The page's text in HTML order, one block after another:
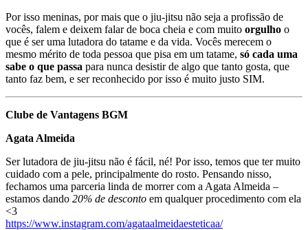
Por isso meninas, por mais que o jiu-jitsu não seja a profissão de
vocês, falem e deixem falar de boca cheia e com muito orgulho o
que é ser uma lutadora do tatame e da vida. Vocês merecem o
mesmo mérito de toda pessoa que pisa em um tatame, só cada uma
sabe o que passa para nunca desistir de algo que tanto gosta, que
tanto faz bem, e ser reconhecido por isso é muito justo SIM.
Clube de Vantagens BGM
Agata Almeida
Ser lutadora de jiu-jitsu não é fácil, né! Por isso, temos que ter muito
cuidado com a pele, principalmente do rosto. Pensando nisso,
fechamos uma parceria linda de morrer com a Agata Almeida –
estamos dando 20% de desconto em qualquer procedimento com ela
<3
https://www.instagram.com/agataalmeidaesteticaa/